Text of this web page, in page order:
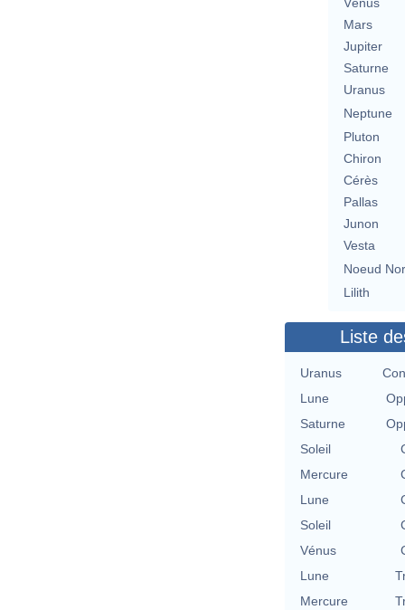
Vénus
Mars
Jupiter
Saturne
Uranus
Neptune
Pluton
Chiron
Cérès
Pallas
Junon
Vesta
Noeud
Lilith
Liste
Uranus
Lune
Saturne
Soleil
Mercure
Lune
Soleil
Vénus
Lune
Mercure